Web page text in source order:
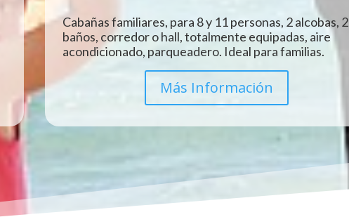
Cabañas familiares, para 8 y 11 personas, 2 alcobas, 2
baños, corredor o hall, totalmente equipadas, aire
acondicionado, parqueadero. Ideal para familias.
Más Información